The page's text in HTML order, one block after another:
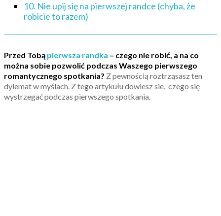
10. Nie upij się na pierwszej randce (chyba, że
robicie to razem)
Przed Tobą pierwsza randka – czego nie robić, a na co
można sobie pozwolić podczas Waszego pierwszego
romantycznego spotkania? Z pewnością roztrząsasz ten
dylemat w myślach. Z tego artykułu dowiesz sie, czego się
wystrzegać podczas pierwszego spotkania.